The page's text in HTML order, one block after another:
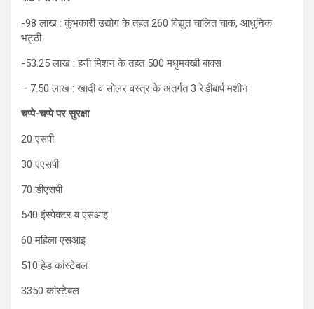
-98 लाख : कुंभकारी उद्योग के तहत 260 विद्युत चालित चाक, आधुनिक
भट्ठी
-53.25 लाख : हनी मिशन के तहत 500 मधुमक्खी बाक्स
– 7.50 लाख : खादी व सोलर वस्त्र के अंतर्गत 3 रेडीबार्प मशीन
चप्पे-चप्पे पर सुरक्षा
20 एसपी
30 एएसपी
70 डीएसपी
540 इंस्पेक्टर व एसआइ
60 महिला एसआइ
510 हेड कांस्टेबल
3350 कांस्टेबल